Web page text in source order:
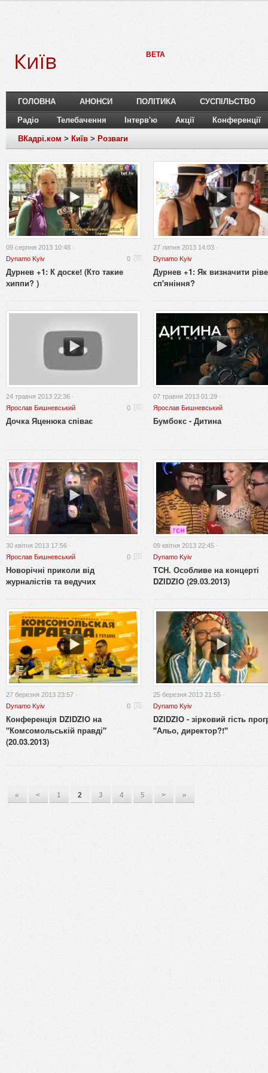
Київ BETA
ГОЛОВНА АНОНСИ ПОЛІТИКА СУСПІЛЬСТВО
Радіо Телебачення Інтерв'ю Акції Конференції
ВКадрі.ком > Київ > Розваги
09 серпня 2013 10:48 ·
Dynamo Kyiv
0
Дурнев +1: К доске! (Кто такие
хиппи? )
27 липня 2013 14:03 ·
Dynamo Kyiv
Дурнев +1: Як визначити
сп'яніння?
24 травня 2013 22:36 ·
Ярослав Бишневський
0
Дочка Яценюка співає
07 травня 2013 01:29 ·
Ярослав Бишневський
Бумбокс - Дитина
30 квітня 2013 17:56 ·
Ярослав Бишневський
0
Новорічні приколи від
журналістів та ведучих
09 квітня 2013 22:45 ·
Dynamo Kyiv
ТСН. Особливе на концерті
DZIDZIO (29.03.2013)
27 березня 2013 23:57 ·
Dynamo Kyiv
0
Конференція DZIDZIO на
"Комсомольській правді"
(20.03.2013)
25 березня 2013 21:55 ·
Dynamo Kyiv
DZIDZIO - зірковий гість
"Альо, директор?!"
« < 1 2 3 4 5 > »